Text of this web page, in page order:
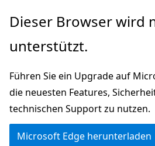
Zu
wechseln
Dieser Browser wird
unterstützt.
Führen Sie ein Upgrade auf
die neuesten Features,
technischen Support zu nutzen.
Microsoft Edge herunterladen